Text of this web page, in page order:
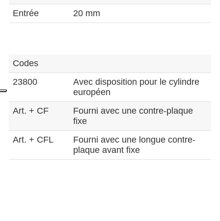
Entrée 20 mm
Codes
23800
Avec disposition pour le cylindre
européen
Art. + CF
Fourni avec une contre-plaque
fixe
Art. + CFL
Fourni avec une longue contre-
plaque avant fixe